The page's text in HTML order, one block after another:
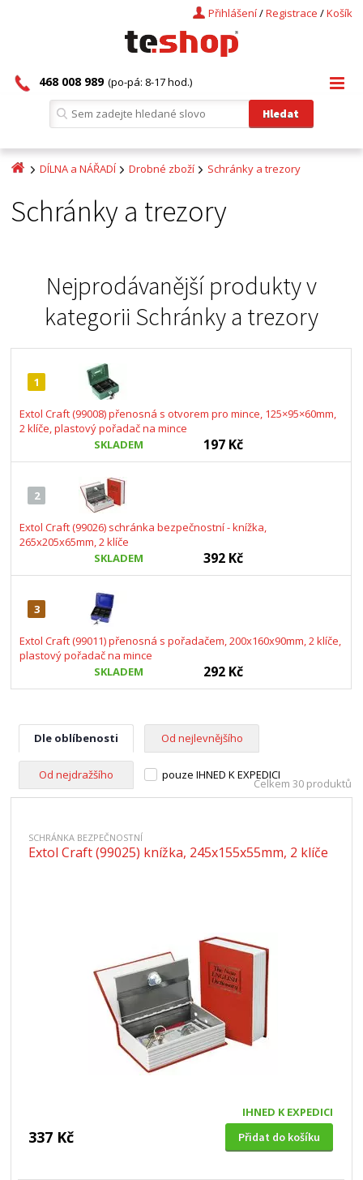
Košík
/
Registrace
/
Přihlášení
468 008 989 (po-pá: 8-17 hod.)
DÍLNA a NÁŘADÍ Drobné zboží Schránky a trezory
Schránky a trezory
Nejprodávanější produkty v
kategorii Schránky a trezory
1
Extol Craft (99008) přenosná s otvorem pro mince, 125×95×60mm,
2 klíče, plastový pořadač na mince
SKLADEM
197 Kč
2
Extol Craft (99026) schránka bezpečnostní - knížka,
265x205x65mm, 2 klíče
SKLADEM
392 Kč
3
Extol Craft (99011) přenosná s pořadačem, 200x160x90mm, 2 klíče,
plastový pořadač na mince
SKLADEM
292 Kč
Dle oblíbenosti Od nejlevnějšího
Od nejdražšího pouze IHNED K EXPEDICI
Celkem 30 produktů
SCHRÁNKA BEZPEČNOSTNÍ
Extol Craft (99025) knížka, 245x155x55mm, 2 klíče
IHNED K EXPEDICI
337 Kč Přidat do košíku